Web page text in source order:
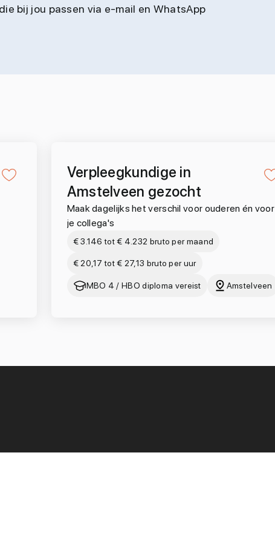
bij jou passen via e-mail en WhatsApp
Verpleegkundige in
Amstelveen gezocht
Maak dagelijks het verschil voor ouderen én voor
je collega's
€ 3.146 tot € 4.232 bruto per maand
€ 20,17 tot € 27,13 bruto per uur
MBO 4 / HBO diploma vereist Amstelveen